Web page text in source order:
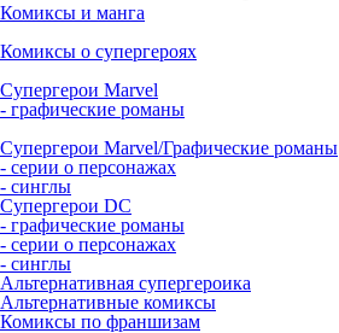
Комиксы и манга
Комиксы о супергероях
Супергерои Marvel
- графические романы
Супергерои Marvel/Графические романы
- серии о персонажах
- синглы
Супергерои DC
- графические романы
- серии о персонажах
- синглы
Альтернативная супергероика
Альтернативные комиксы
Комиксы по франшизам